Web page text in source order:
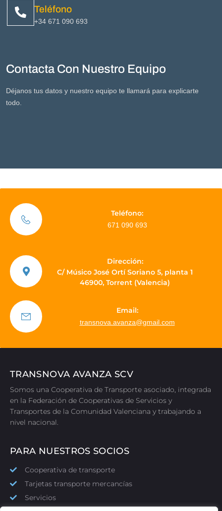
Teléfono
+34 671 090 693
Contacta Con Nuestro Equipo
Déjanos tus datos y nuestro equipo te llamará para explicarte
todo.
Teléfono:
671 090 693
Dirección:
C/ Músico José Ortí Soriano 5, planta 1
46900, Torrent (Valencia)
Email:
transnova.avanza@gmail.com
TRANSNOVA AVANZA SCV
Somos una Cooperativa de Transporte asociado, integrada
en la Federación de Cooperativas de Servicios y
Transportes de la Comunidad Valenciana y trabajando a
nivel nacional.
PARA NUESTROS SOCIOS
Cooperativa de transporte
Tarjetas transporte mercancías
Servicios